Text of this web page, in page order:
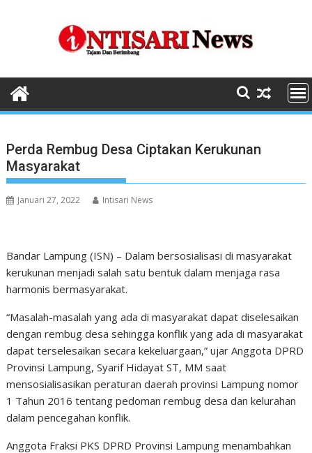
Perda Rembug Desa Ciptakan Kerukunan
Masyarakat
Januari 27, 2022 Intisari News
Bandar Lampung (ISN) – Dalam bersosialisasi di masyarakat
kerukunan menjadi salah satu bentuk dalam menjaga rasa
harmonis bermasyarakat.
“Masalah-masalah yang ada di masyarakat dapat diselesaikan
dengan rembug desa sehingga konflik yang ada di masyarakat
dapat terselesaikan secara kekeluargaan,” ujar Anggota DPRD
Provinsi Lampung, Syarif Hidayat ST, MM saat
mensosialisasikan peraturan daerah provinsi Lampung nomor
1 Tahun 2016 tentang pedoman rembug desa dan kelurahan
dalam pencegahan konflik.
Anggota Fraksi PKS DPRD Provinsi Lampung menambahkan